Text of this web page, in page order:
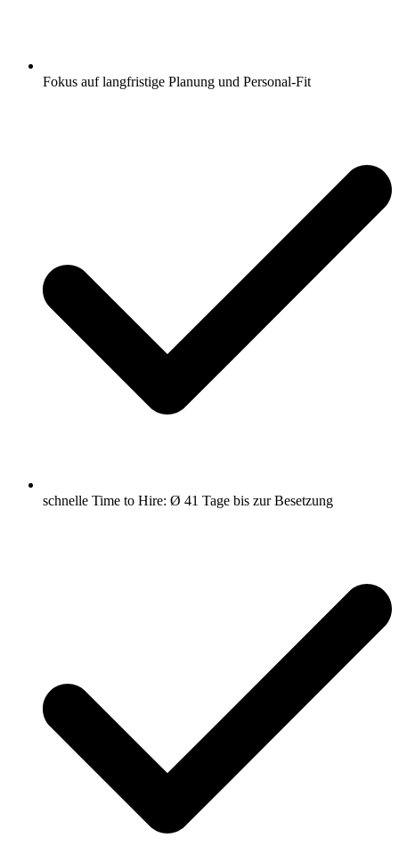
Fokus auf langfristige Planung und Personal-Fit
schnelle Time to Hire: Ø 41 Tage bis zur Besetzung